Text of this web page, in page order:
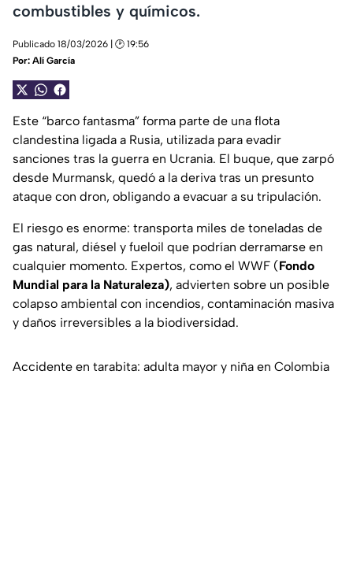
combustibles y químicos.
Publicado 18/03/2026 | 🕑 19:56
Por: Alí García
Este “barco fantasma” forma parte de una flota
clandestina ligada a Rusia, utilizada para evadir
sanciones tras la guerra en Ucrania. El buque, que zarpó
desde Murmansk, quedó a la deriva tras un presunto
ataque con dron, obligando a evacuar a su tripulación.
El riesgo es enorme: transporta miles de toneladas de
gas natural, diésel y fueloil que podrían derramarse en
cualquier momento. Expertos, como el WWF (Fondo
Mundial para la Naturaleza), advierten sobre un posible
colapso ambiental con incendios, contaminación masiva
y daños irreversibles a la biodiversidad.
Accidente en tarabita: adulta mayor y niña en Colombia